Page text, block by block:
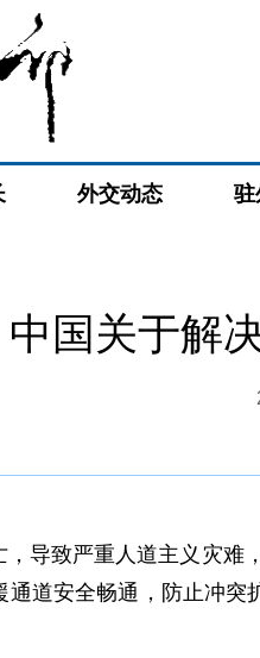
外交动态 驻
中国关于解
导致严重人道主义灾难
道安全畅通，防止冲突